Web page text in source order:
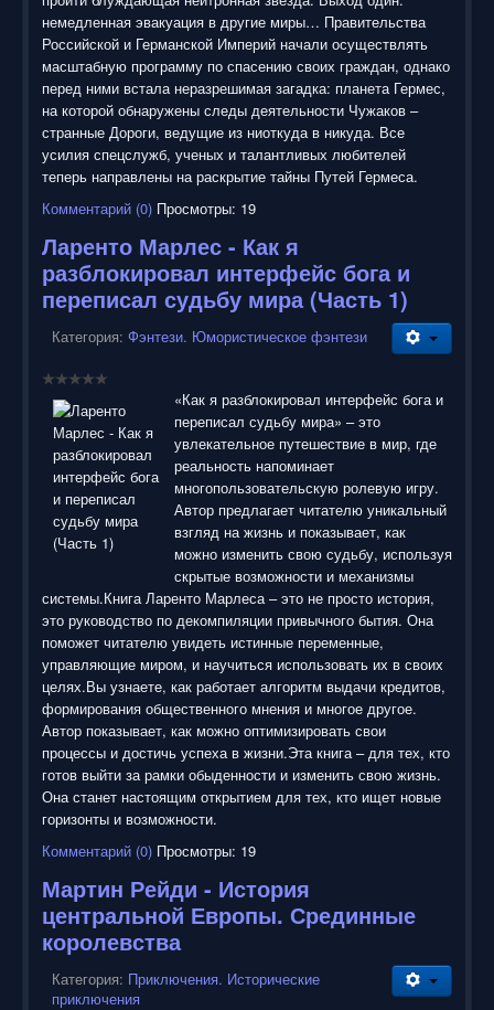
немедленная эвакуация в другие миры… Правительства
Российской и Германской Империй начали осуществлять
масштабную программу по спасению своих граждан, однако
перед ними встала неразрешимая загадка: планета Гермес,
на которой обнаружены следы деятельности Чужаков –
странные Дороги, ведущие из ниоткуда в никуда. Все
усилия спецслужб, ученых и талантливых любителей
теперь направлены на раскрытие тайны Путей Гермеса.
Комментарий (0) Просмотры: 19
Ларенто Марлес - Как я
разблокировал интерфейс бога и
переписал судьбу мира (Часть 1)
Категория: Фэнтези. Юмористическое фэнтези
«Как я разблокировал интерфейс бога и
переписал судьбу мира» – это
увлекательное путешествие в мир, где
реальность напоминает
многопользовательскую ролевую игру.
Автор предлагает читателю уникальный
взгляд на жизнь и показывает, как
можно изменить свою судьбу, используя
скрытые возможности и механизмы
системы.Книга Ларенто Марлеса – это не просто история,
это руководство по декомпиляции привычного бытия. Она
поможет читателю увидеть истинные переменные,
управляющие миром, и научиться использовать их в своих
целях.Вы узнаете, как работает алгоритм выдачи кредитов,
формирования общественного мнения и многое другое.
Автор показывает, как можно оптимизировать свои
процессы и достичь успеха в жизни.Эта книга – для тех, кто
готов выйти за рамки обыденности и изменить свою жизнь.
Она станет настоящим открытием для тех, кто ищет новые
горизонты и возможности.
Комментарий (0) Просмотры: 19
Мартин Рейди - История
центральной Европы. Срединные
королевства
Категория: Приключения. Исторические
приключения